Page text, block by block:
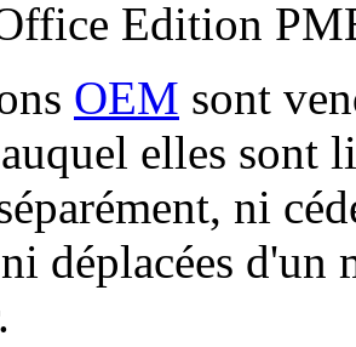
Edition
OEM sont
elles sont
ni
déplacées d'un